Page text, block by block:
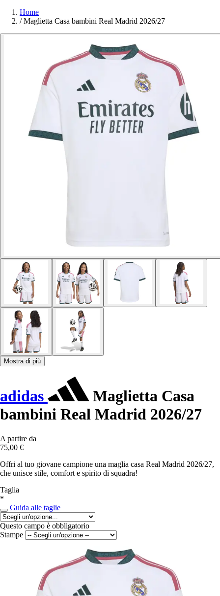
Home
/ Maglietta Casa bambini Real Madrid 2026/27
Mostra di più
adidas
Maglietta Casa
bambini Real Madrid 2026/27
A partire da
75,00 €
Offri al tuo giovane campione una maglia casa Real Madrid 2026/27,
che unisce stile, comfort e spirito di squadra!
Taglia
*
Guida alle taglie
Questo campo è obbligatorio
Stampe